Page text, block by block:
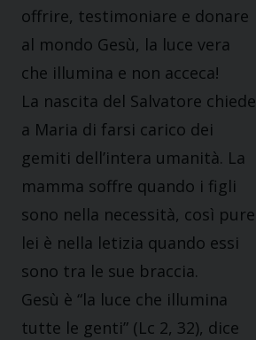
offrire, testimoniare e donare
al mondo Gesù, la luce vera
che illumina e non acceca!
La nascita del Salvatore chiede
a Maria di farsi carico dei
gemiti dell’intera umanità. La
mamma soffre quando i figli
sono nella necessità, così pure
lei è nella letizia quando essi
sono tra le sue braccia.
Gesù è “la luce che illumina
tutte le genti” (Lc 2, 32), dice